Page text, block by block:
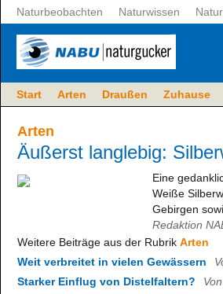
Start Arten Draußen Zuhause
Naturbeobachten Naturwissen
Arten
Äußerst langlebig:
Eine
Weiße
Gebirgen
Redaktion
Weitere Beiträge aus der Rubrik Arten
Weit verbreitet in vielen Gewässern
Starker Einflug von Distelfaltern?